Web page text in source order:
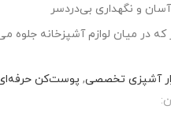
و نگهداری بی‌دردسر
که در میان لوازم آشپزخانه جلوه
آشپزی تخصصی, پوست‌کن